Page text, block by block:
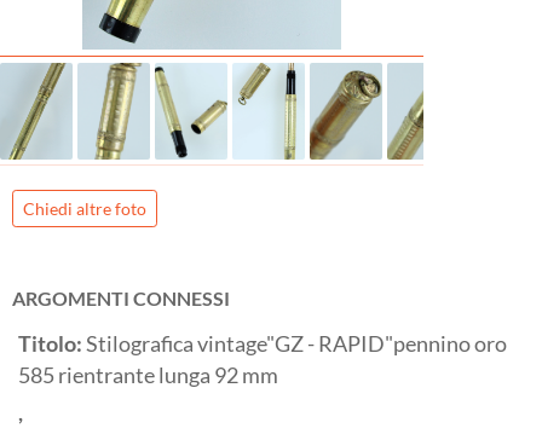
Chiedi altre foto
ARGOMENTI CONNESSI
Titolo:Stilografica vintage"GZ - RAPID"pennino oro
585 rientrante lunga 92 mm
,